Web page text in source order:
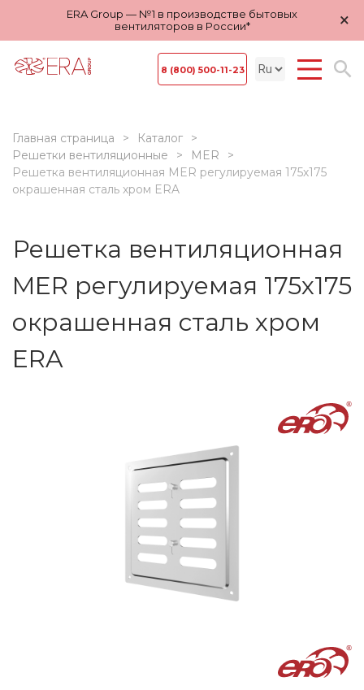
ERA Group — №1 в производстве бытовых
вентиляторов в России*
×
8 (800) 500-11-23
Главная страница
Каталог
Решетки вентиляционные
MER
Решетка вентиляционная MER регулируемая 175х175
окрашенная сталь хром ERA
Решетка вентиляционная
MER регулируемая 175х175
окрашенная сталь хром
ERA